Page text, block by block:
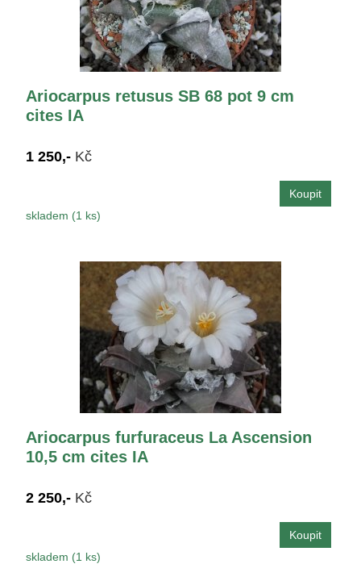
Ariocarpus retusus SB 68 pot 9 cm
cites IA
1 250,- Kč
skladem (1 ks)
Ariocarpus furfuraceus La Ascension
10,5 cm cites IA
2 250,- Kč
skladem (1 ks)